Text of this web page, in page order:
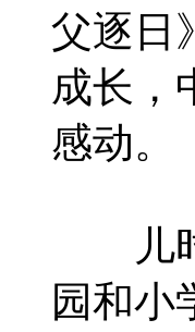
父逐日
成长，
感动。
儿时
园和小